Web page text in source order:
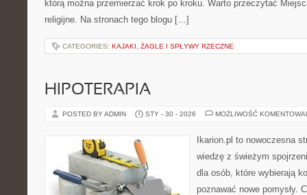
którą można przemierzać krok po kroku. Warto przeczytać
religijne. Na stronach tego blogu […]
CATEGORIES: KAJAKI, ŻAGLE I SPŁYWY RZECZNE
HIPOTERAPIA
POSTED BY ADMIN STY - 30 - 2026 MOŻLIWOŚĆ
Ikarion.pl to nowoczesna
wiedzę z świeżym
dla osób, które wybierają
poznawać nowe pomysły.